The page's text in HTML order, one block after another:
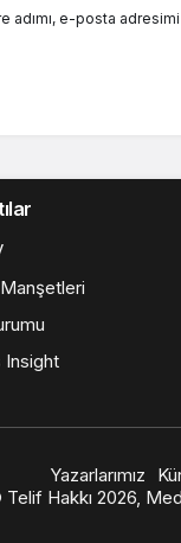
adımı, e-posta
Insight
Yazarlarımız
Hakkı 2026,